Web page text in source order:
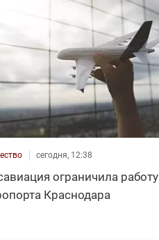
сегодня, 12:38
ограничила работу
Краснодара